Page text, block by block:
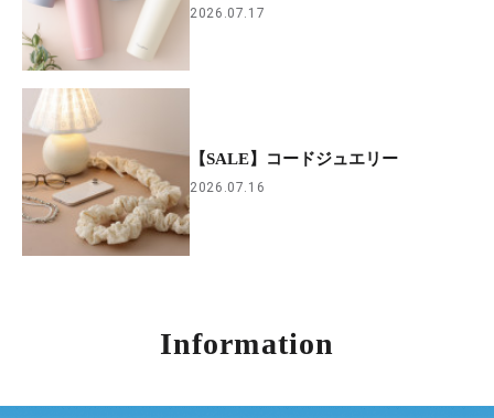
2026.07.17
【SALE】コードジュエリー
2026.07.16
Information